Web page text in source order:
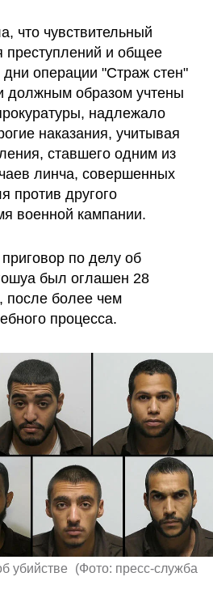
что чувствительный
преступлений и общее
операции "Страж стен"
должным образом учтены
надлежало
наказания, учитывая
ставшего одним из
линча, совершенных
против другого
военной кампании.
по делу об
был оглашен 28
после более чем
процесса.
убийстве (Фото: пресс-служба